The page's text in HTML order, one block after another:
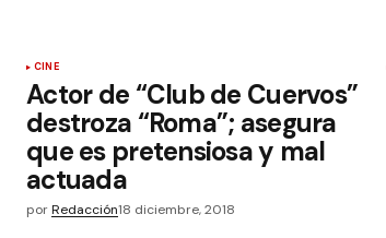
CINE
Actor de “Club de Cuervos”
destroza “Roma”; asegura
que es pretensiosa y mal
actuada
porRedacción18 diciembre, 2018